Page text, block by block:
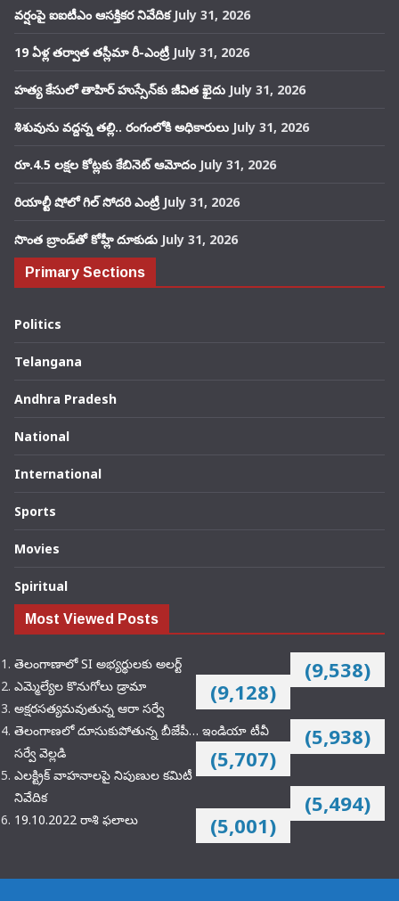
వర్షంపై ఐఐటీఎం ఆసక్తికర నివేదిక July 31, 2026
19 ఏళ్ల తర్వాత తస్లీమా రీ-ఎంట్రీ July 31, 2026
హత్య కేసులో తాహిర్ హుస్సేన్‌కు జీవిత ఖైదు July 31, 2026
శిశువును వద్దన్న తల్లి.. రంగంలోకి అధికారులు July 31, 2026
రూ.4.5 లక్షల కోట్లకు కేబినెట్ ఆమోదం July 31, 2026
రియాల్టీ షోలో గిల్ సోదరి ఎంట్రీ July 31, 2026
సొంత బ్రాండ్‌తో కోహ్లీ దూకుడు July 31, 2026
Primary Sections
Politics
Telangana
Andhra Pradesh
National
International
Sports
Movies
Spiritual
Most Viewed Posts
తెలంగాణాలో SI అభ్యర్థులకు అలర్ట్ (9,538)
ఎమ్మెల్యేల కొనుగోలు డ్రామా (9,128)
అక్షరసత్యమవుతున్న ఆరా సర్వే
(5,938)
తెలంగాణలో దూసుకుపోతున్న బీజేపీ… ఇండియా టీవీ
సర్వే వెల్లడి
(5,707)
ఎలక్ట్రిక్‌ వాహనాలపై నిపుణుల కమిటీ
నివేదిక
(5,494)
19.10.2022 రాశి ఫలాలు (5,001)